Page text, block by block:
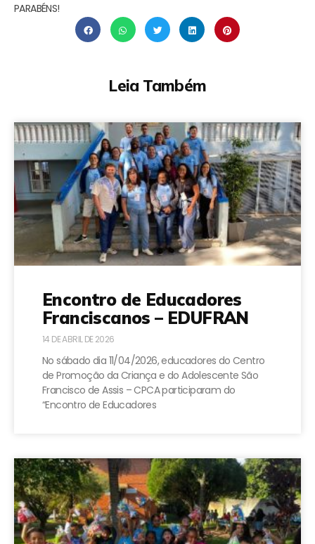
PARABÉNS!
Leia Também
Encontro de Educadores
Franciscanos – EDUFRAN
14 DE ABRIL DE 2026
No sábado dia 11/04/2026, educadores do Centro
de Promoção da Criança e do Adolescente São
Francisco de Assis – CPCA participaram do
“Encontro de Educadores